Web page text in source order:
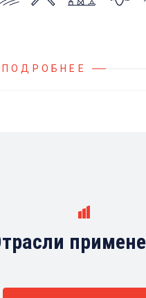
насосами
производителей.
ПОДРОБНЕЕ